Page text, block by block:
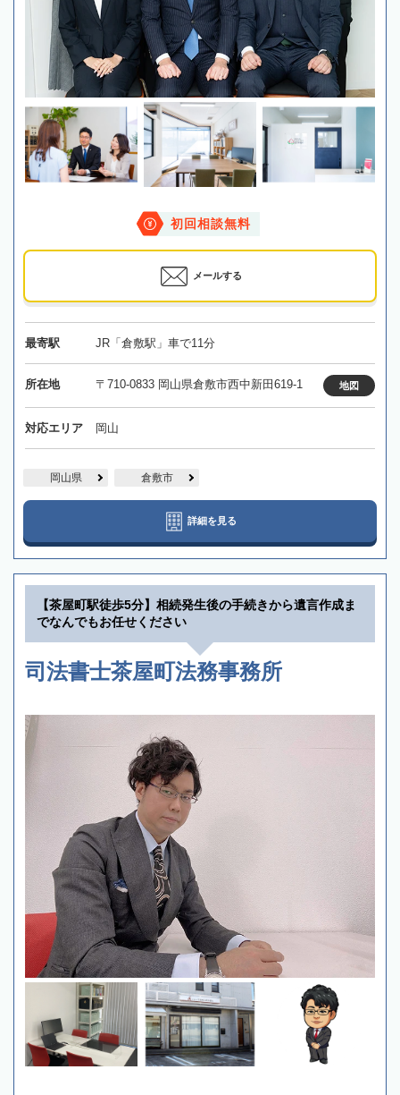
初回相談無料
メールする
最寄駅 JR「倉敷駅」車で11分
所在地 〒710-0833 岡山県倉敷市西中新田619-1 地図
対応エリア 岡山
岡山県 倉敷市
詳細を見る
【茶屋町駅徒歩5分】相続発生後の手続きから遺言作成ま
でなんでもお任せください
司法書士茶屋町法務事務所